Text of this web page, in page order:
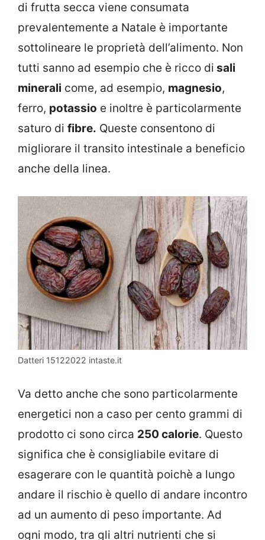
di frutta secca viene consumata
prevalentemente a Natale è importante
sottolineare le proprietà dell’alimento. Non
tutti sanno ad esempio che è ricco di sali
minerali come, ad esempio, magnesio,
ferro, potassio e inoltre è particolarmente
saturo di fibre. Queste consentono di
migliorare il transito intestinale a beneficio
anche della linea.
Datteri 15122022 intaste.it
Va detto anche che sono particolarmente
energetici non a caso per cento grammi di
prodotto ci sono circa 250 calorie. Questo
significa che è consigliabile evitare di
esagerare con le quantità poichè a lungo
andare il rischio è quello di andare incontro
ad un aumento di peso importante. Ad
ogni modo, tra gli altri nutrienti che si